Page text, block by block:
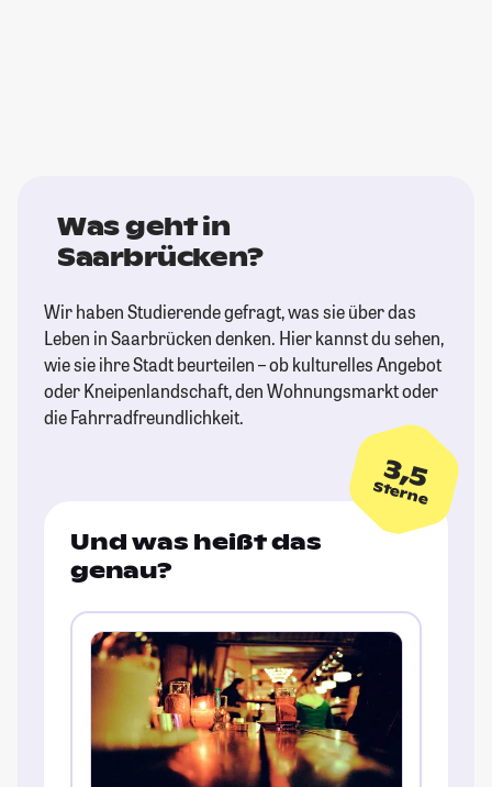
Was geht in
Saarbrücken?
Wir haben Studierende gefragt, was sie über das
Leben in Saarbrücken denken. Hier kannst du sehen,
wie sie ihre Stadt beurteilen – ob kulturelles Angebot
oder Kneipenlandschaft, den Wohnungsmarkt oder
die Fahrradfreundlichkeit.
3,5
Sterne
Und was heißt das
genau?